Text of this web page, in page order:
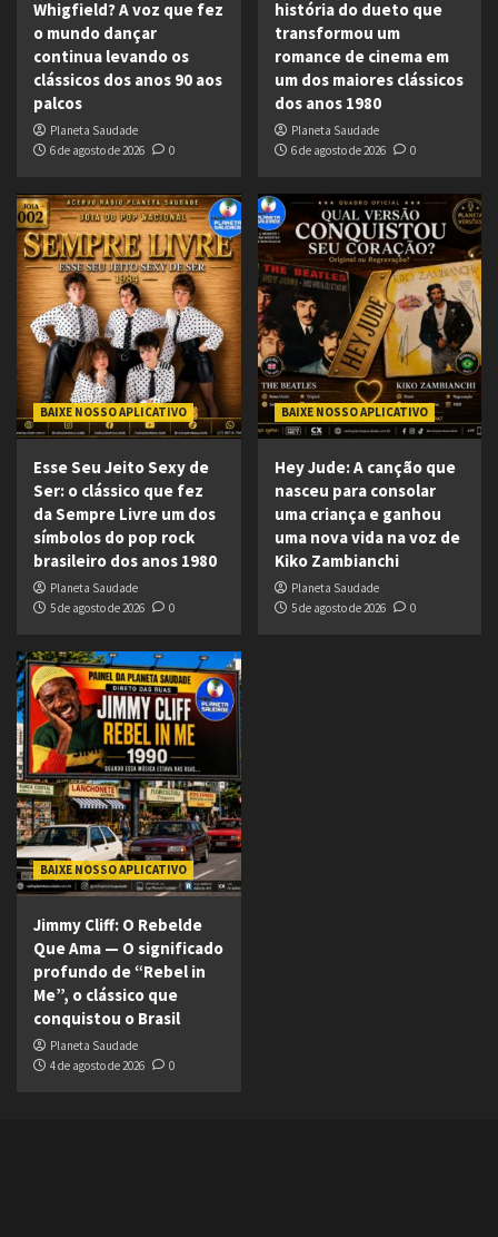
Whigfield? A voz que fez
o mundo dançar
continua levando os
clássicos dos anos 90 aos
palcos
Planeta Saudade
6 de agosto de 2026
0
história do dueto que
transformou um
romance de cinema em
um dos maiores clássicos
dos anos 1980
Planeta Saudade
6 de agosto de 2026
0
BAIXE NOSSO APLICATIVO
Esse Seu Jeito Sexy de
Ser: o clássico que fez
da Sempre Livre um dos
símbolos do pop rock
brasileiro dos anos 1980
Planeta Saudade
5 de agosto de 2026
0
BAIXE NOSSO APLICATIVO
Hey Jude: A canção que
nasceu para consolar
uma criança e ganhou
uma nova vida na voz de
Kiko Zambianchi
Planeta Saudade
5 de agosto de 2026
0
BAIXE NOSSO APLICATIVO
Jimmy Cliff: O Rebelde
Que Ama — O significado
profundo de “Rebel in
Me”, o clássico que
conquistou o Brasil
Planeta Saudade
4 de agosto de 2026
0